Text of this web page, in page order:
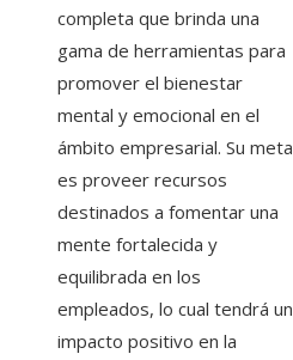
completa que brinda una
gama de herramientas para
promover el bienestar
mental y emocional en el
ámbito empresarial. Su meta
es proveer recursos
destinados a fomentar una
mente fortalecida y
equilibrada en los
empleados, lo cual tendrá un
impacto positivo en la